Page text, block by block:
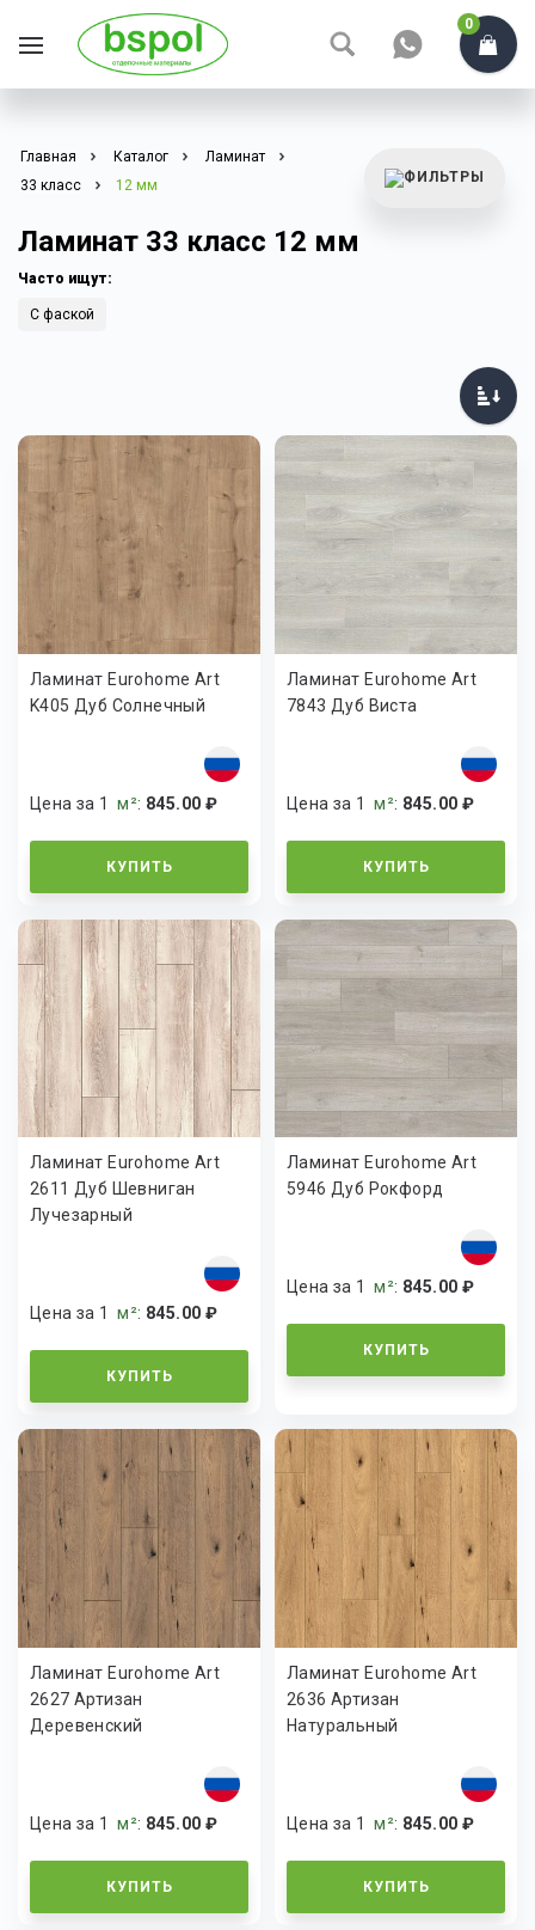
0
Главная Каталог
Ламинат
33 класс
12 мм
Ламинат 33 класс 12 мм
Часто ищут:
С фаской
Ламинат Eurohome Art
K405 Дуб Солнечный
Цена за 1м²: 845.00 ₽
КУПИТЬ
Ламинат Eurohome Art
7843 Дуб Виста
Цена за 1м²: 845.00 ₽
КУПИТЬ
Ламинат Eurohome Art
2611 Дуб Шевниган
Лучезарный
Цена за 1м²: 845.00 ₽
КУПИТЬ
Ламинат Eurohome Art
5946 Дуб Рокфорд
Цена за 1м²: 845.00 ₽
КУПИТЬ
Ламинат Eurohome Art
2627 Артизан
Деревенский
Цена за 1м²: 845.00 ₽
КУПИТЬ
Ламинат Eurohome Art
2636 Артизан
Натуральный
Цена за 1м²: 845.00 ₽
КУПИТЬ